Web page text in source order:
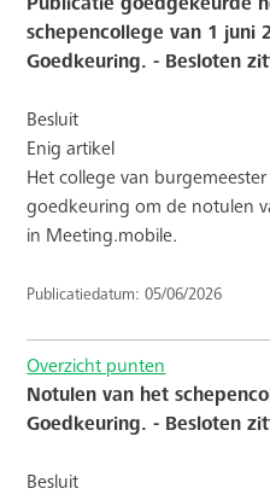
Publicatie goedgekeurde
schepencollege van 1 juni
Goedkeuring. - Besloten
Besluit
Enig artikel
Het college van
goedkeuring om de notulen
in Meeting.mobile.
Publicatiedatum: 05/06/2026
Overzicht punten
Notulen van het
Goedkeuring. - Besloten
Besluit